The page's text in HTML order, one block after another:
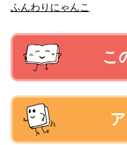
ふんわりにゃんこ
こ